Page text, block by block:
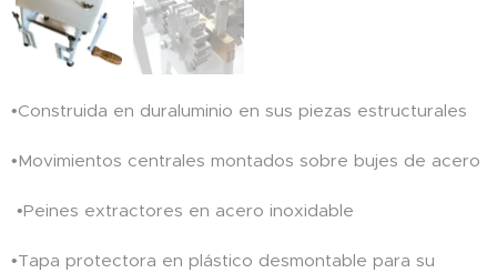
•Construida en duraluminio en sus piezas estructurales
•Movimientos centrales montados sobre bujes de acero
•Peines extractores en acero inoxidable
•Tapa protectora en plástico desmontable para su